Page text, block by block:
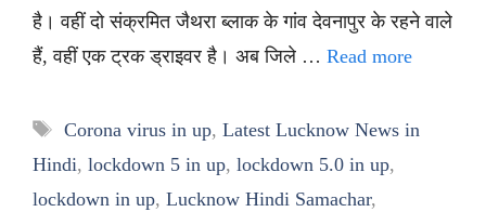
है। वहीं दो संक्रमित जैथरा ब्लाक के गांव देवनापुर के रहने वाले
हैं, वहीं एक ट्रक ड्राइवर है। अब जिले … Read more
Tags
Corona virus in up, Latest Lucknow News in
Hindi, lockdown 5 in up, lockdown 5.0 in up,
lockdown in up, Lucknow Hindi Samachar,